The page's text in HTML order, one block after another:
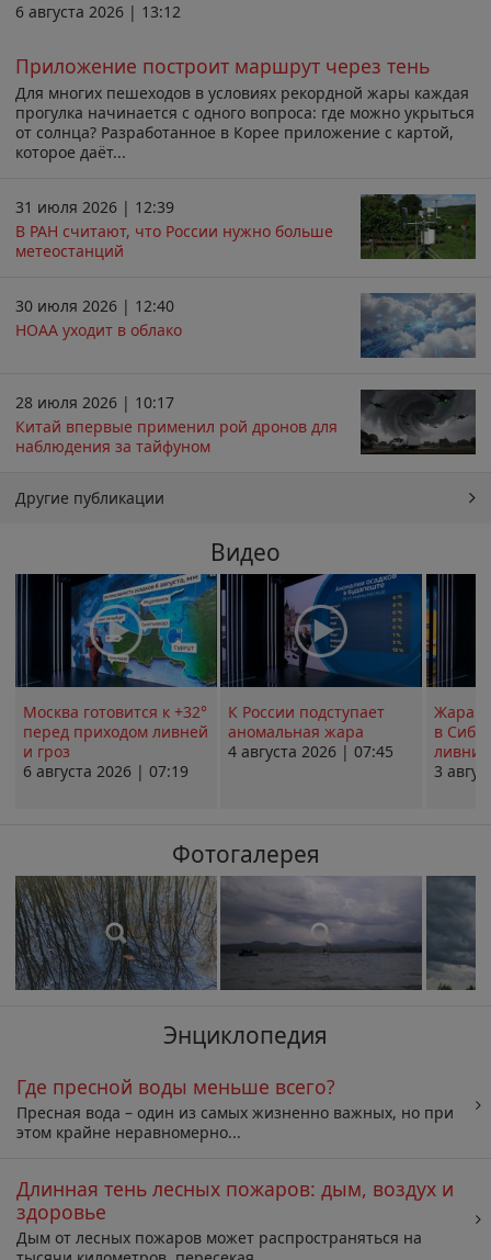
6 августа 2026 | 13:12
Приложение построит маршрут через тень
Для многих пешеходов в условиях рекордной жары каждая
прогулка начинается с одного вопроса: где можно укрыться
от солнца? Разработанное в Корее приложение с картой,
которое даёт...
31 июля 2026 | 12:39
В РАН считают, что России нужно больше
метеостанций
30 июля 2026 | 12:40
НОАА уходит в облако
28 июля 2026 | 10:17
Китай впервые применил рой дронов для
наблюдения за тайфуном
Другие публикации
Видео
Москва готовится к +32°
перед приходом ливней
и гроз
6 августа 2026 | 07:19
К России подступает
аномальная жара
4 августа 2026 | 07:45
Жара в
в
ливни
3
Фотогалерея
Энциклопедия
Где пресной воды меньше всего?
Пресная вода – один из самых жизненно важных, но при
этом крайне неравномерно...
Длинная тень лесных пожаров: дым, воздух и
здоровье
Дым от лесных пожаров может распространяться на